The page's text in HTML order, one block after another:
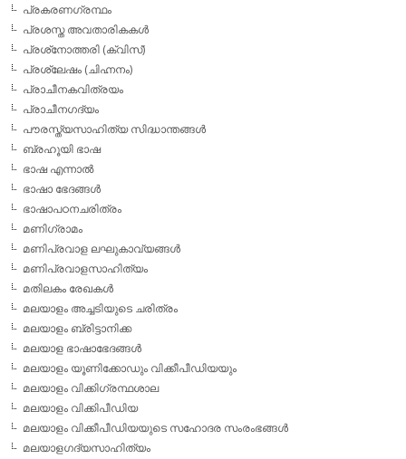
പ്രകരണഗ്രന്ഥം
പ്രശസ്ത അവതാരികകള്‍
പ്രശ്‌നോത്തരി (ക്വിസ്)
പ്രശ്ലേഷം (ചിഹ്നനം)
പ്രാചീനകവിത്രയം
പ്രാചീനഗദ്യം
പൗരസ്ത്യസാഹിത്യ സിദ്ധാന്തങ്ങള്‍
ബ്രഹൂയി ഭാഷ
ഭാഷ എന്നാല്‍
ഭാഷാ ഭേദങ്ങള്‍
ഭാഷാപഠനചരിത്രം
മണിഗ്രാമം
മണിപ്രവാള ലഘുകാവ്യങ്ങള്‍
മണിപ്രവാളസാഹിത്യം
മതിലകം രേഖകള്‍
മലയാളം അച്ചടിയുടെ ചരിത്രം
മലയാളം ബ്രിട്ടാനിക്ക
മലയാള ഭാഷാഭേദങ്ങള്‍
മലയാളം യൂണിക്കോഡും വിക്കീപീഡിയയും
മലയാളം വിക്കിഗ്രന്ഥശാല
മലയാളം വിക്കിപീഡിയ
മലയാളം വിക്കീപീഡിയയുടെ സഹോദര സംരംഭങ്ങള്‍
മലയാളഗദ്യസാഹിത്യം